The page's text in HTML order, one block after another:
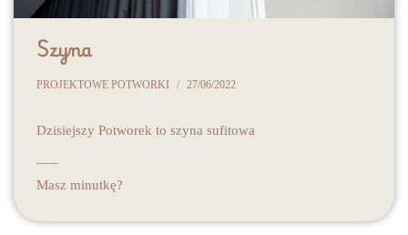
Szyna
PROJEKTOWE POTWORKI 27/06/2022
Dzisiejszy Potworek to szyna sufitowa
Masz minutkę?